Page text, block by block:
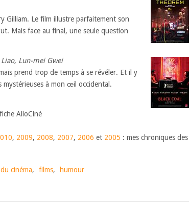
Gilliam. Le film illustre parfaitement son
Mais face au final, une seule question
Liao, Lun-mei Gwei
prend trop de temps à se révéler. Et il y
mystérieuses à mon œil occidental.
AlloCiné
, 2009, 2008, 2007, 2006 et 2005 : mes chroniques des
cinéma, films, humour